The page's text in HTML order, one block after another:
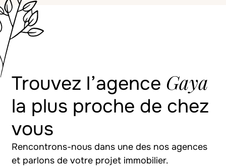
Trouvez l’agence Gaya
la plus proche de chez
vous
Rencontrons-nous dans une des nos agences
et parlons de votre projet immobilier.